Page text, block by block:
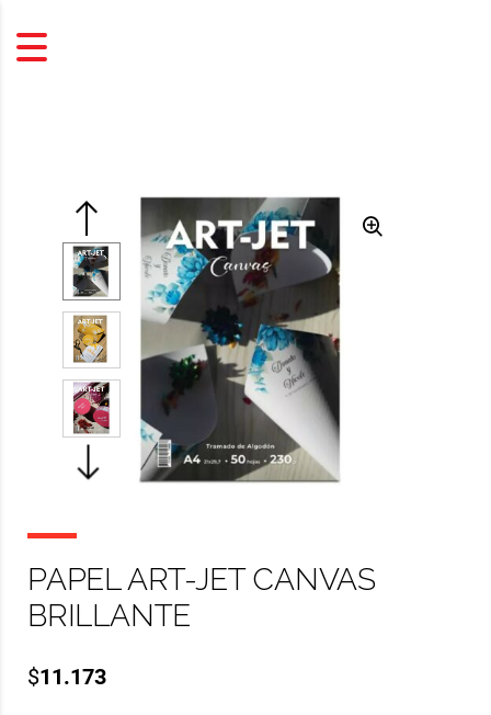
PAPEL ART-JET CANVAS
BRILLANTE
$11.173